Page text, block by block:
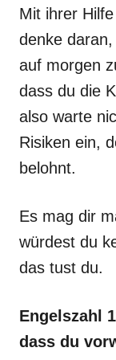
Mit ihrer
denke
auf morgen
dass du die
also warte
Risiken ein,
belohnt.
Es mag dir
würdest du
das tust du.
Engelszahl
dass du